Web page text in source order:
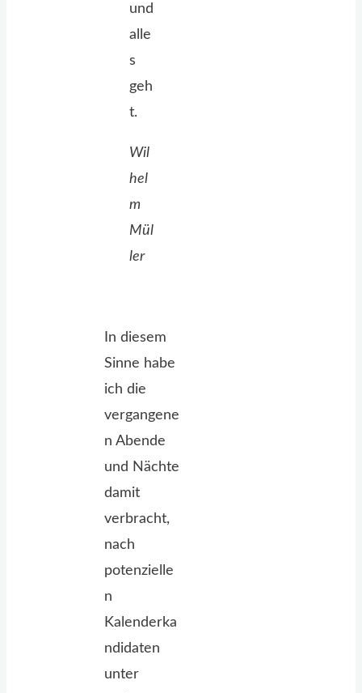
und
alle
s
geh
t.
Wil
hel
m
Mül
ler
In diesem
Sinne habe
ich die
vergangene
n Abende
und Nächte
damit
verbracht,
nach
potenzielle
n
Kalenderka
ndidaten
unter